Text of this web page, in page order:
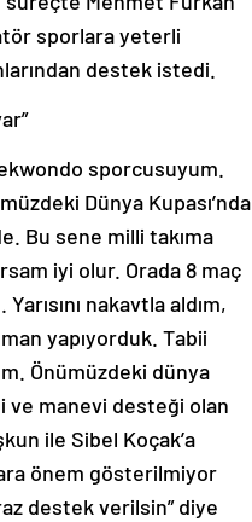
sporlara yeterli
destek istedi.
sporcusuyum.
Dünya Kupası’nda
Bu sene milli takıma
iyi olur. Orada 8 maç
nakavtla aldım,
yapıyorduk. Tabii
Önümüzdeki dünya
ve manevi desteği olan
ile Sibel Koçak’a
önem gösterilmiyor
destek verilsin” diye